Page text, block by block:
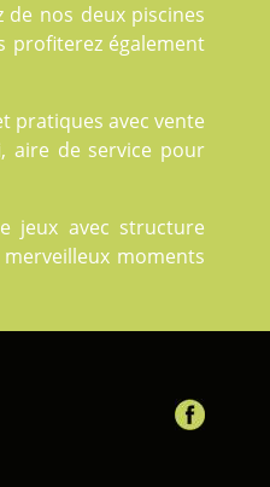
de nos deux piscines
profiterez également
pratiques avec vente
aire de service pour
jeux avec structure
moments